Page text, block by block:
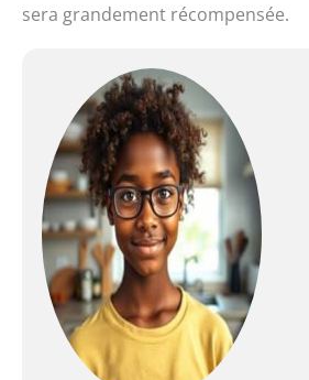
sera grandement récompensée.